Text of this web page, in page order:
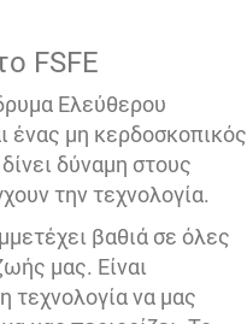
FSFE
Ελεύθερου
ένας μη κερδοσκοπικός
δύναμη στους
την τεχνολογία.
βαθιά σε όλες
μας. Είναι
τεχνολογία να μας